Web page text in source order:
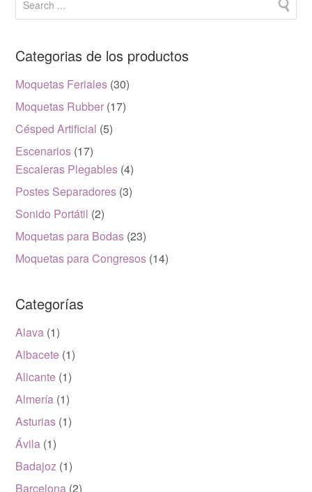
Categorias de los productos
Moquetas Feriales (30)
Moquetas Rubber (17)
Césped Artificial (5)
Escenarios (17)
Escaleras Plegables (4)
Postes Separadores (3)
Sonido Portátil (2)
Moquetas para Bodas (23)
Moquetas para Congresos (14)
Categorías
Alava (1)
Albacete (1)
Alicante (1)
Almería (1)
Asturias (1)
Ávila (1)
Badajoz (1)
Barcelona (2)